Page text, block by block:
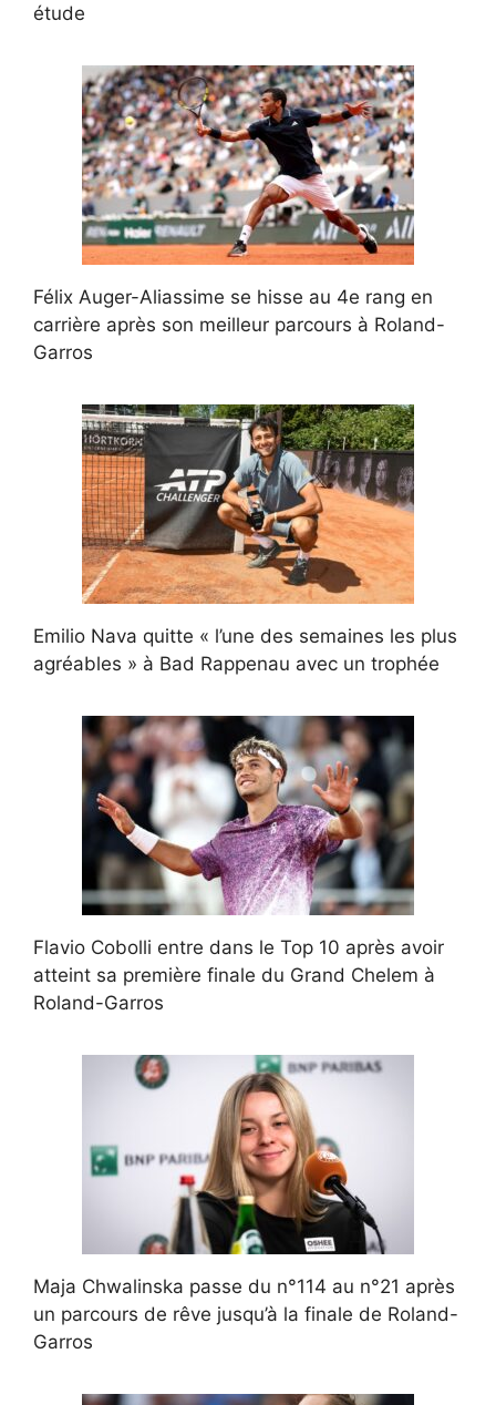
étude
Félix Auger-Aliassime se hisse au 4e rang en
carrière après son meilleur parcours à Roland-
Garros
Emilio Nava quitte « l’une des semaines les plus
agréables » à Bad Rappenau avec un trophée
Flavio Cobolli entre dans le Top 10 après avoir
atteint sa première finale du Grand Chelem à
Roland-Garros
Maja Chwalinska passe du n°114 au n°21 après
un parcours de rêve jusqu’à la finale de Roland-
Garros